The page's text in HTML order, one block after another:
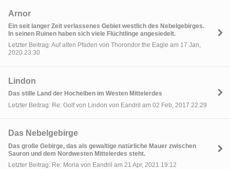
Arnor
Ein seit langer Zeit verlassenes Gebiet westlich des Nebelgebirges.
In seinen Ruinen haben sich viele Flüchtlinge angesiedelt.
Letzter Beitrag: Auf alten Pfaden von Thorondor the Eagle am 17 Jan,
2020 23:30
Lindon
Das stille Land der Hochelben im Westen Mittelerdes
Letzter Beitrag: Re: Golf von Lindon von Eandril am 02 Feb, 2017 22:29
Das Nebelgebirge
Das große Gebirge, das als gewaltige natürliche Mauer zwischen
Sauron und dem Nordwesten Mittelerdes steht.
Letzter Beitrag: Re: Moria von Eandril am 21 Apr, 2021 19:12